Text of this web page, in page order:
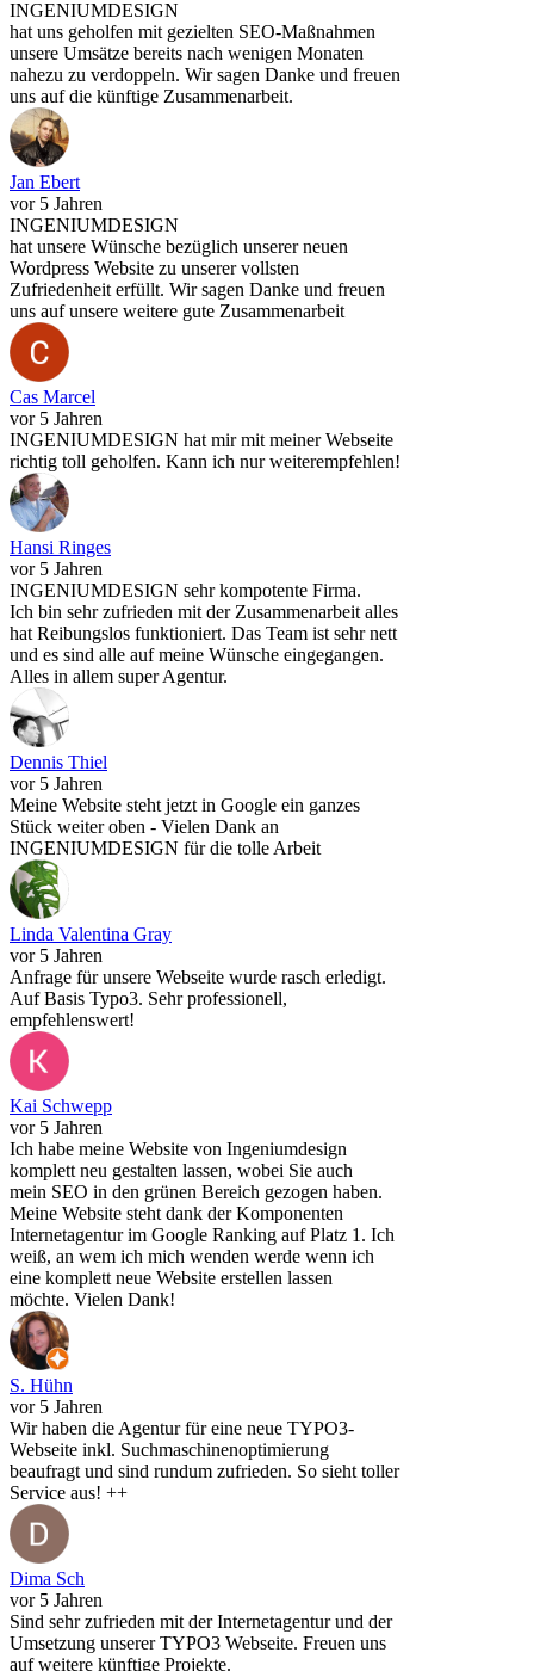
INGENIUMDESIGN
hat uns geholfen mit gezielten SEO-Maßnahmen
unsere Umsätze bereits nach wenigen Monaten
nahezu zu verdoppeln. Wir sagen Danke und freuen
uns auf die künftige Zusammenarbeit.
Jan Ebert
vor 5 Jahren
INGENIUMDESIGN
hat unsere Wünsche bezüglich unserer neuen
Wordpress Website zu unserer vollsten
Zufriedenheit erfüllt. Wir sagen Danke und freuen
uns auf unsere weitere gute Zusammenarbeit
Cas Marcel
vor 5 Jahren
INGENIUMDESIGN hat mir mit meiner Webseite
richtig toll geholfen. Kann ich nur weiterempfehlen!
Hansi Ringes
vor 5 Jahren
INGENIUMDESIGN sehr kompotente Firma.
Ich bin sehr zufrieden mit der Zusammenarbeit alles
hat Reibungslos funktioniert. Das Team ist sehr nett
und es sind alle auf meine Wünsche eingegangen.
Alles in allem super Agentur.
Dennis Thiel
vor 5 Jahren
Meine Website steht jetzt in Google ein ganzes
Stück weiter oben - Vielen Dank an
INGENIUMDESIGN für die tolle Arbeit
Linda Valentina Gray
vor 5 Jahren
Anfrage für unsere Webseite wurde rasch erledigt.
Auf Basis Typo3. Sehr professionell,
empfehlenswert!
Kai Schwepp
vor 5 Jahren
Ich habe meine Website von Ingeniumdesign
komplett neu gestalten lassen, wobei Sie auch
mein SEO in den grünen Bereich gezogen haben.
Meine Website steht dank der Komponenten
Internetagentur im Google Ranking auf Platz 1. Ich
weiß, an wem ich mich wenden werde wenn ich
eine komplett neue Website erstellen lassen
möchte. Vielen Dank!
S. Hühn
vor 5 Jahren
Wir haben die Agentur für eine neue TYPO3-
Webseite inkl. Suchmaschinenoptimierung
beaufragt und sind rundum zufrieden. So sieht toller
Service aus! ++
Dima Sch
vor 5 Jahren
Sind sehr zufrieden mit der Internetagentur und der
Umsetzung unserer TYPO3 Webseite. Freuen uns
auf weitere künftige Projekte.